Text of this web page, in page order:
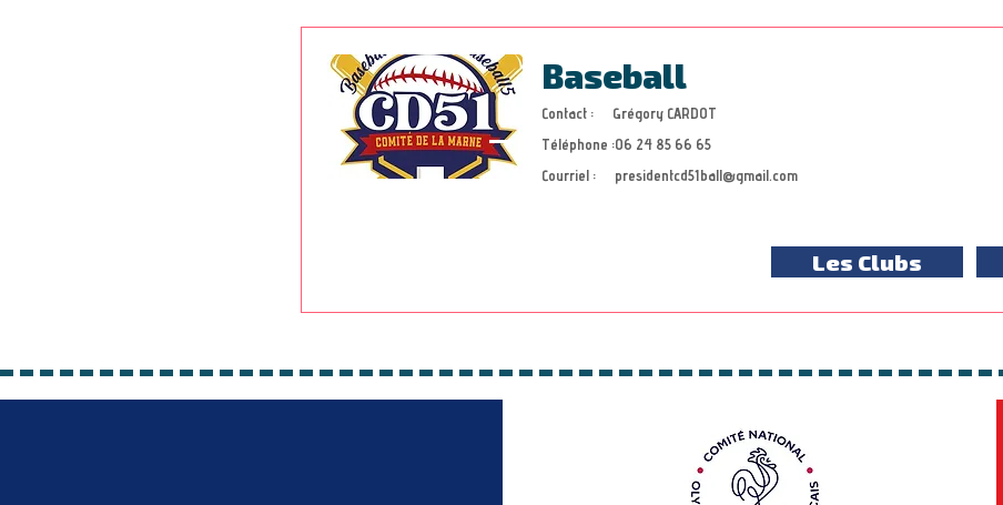
Baseball
Contact :
Grégory CARDOT
Téléphone :06 24 85 66 65
Courriel :
presidentcd51ball@gmail.com
Les Clubs